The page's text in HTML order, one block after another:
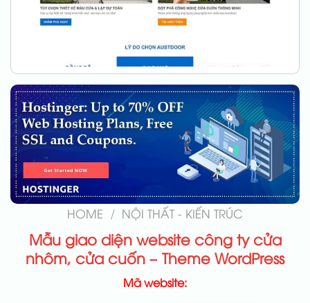
HOME / NỘI THẤT - KIẾN TRÚC
Mẫu giao diện website công ty cửa
nhôm, cửa cuốn – Theme WordPress
Mã website: